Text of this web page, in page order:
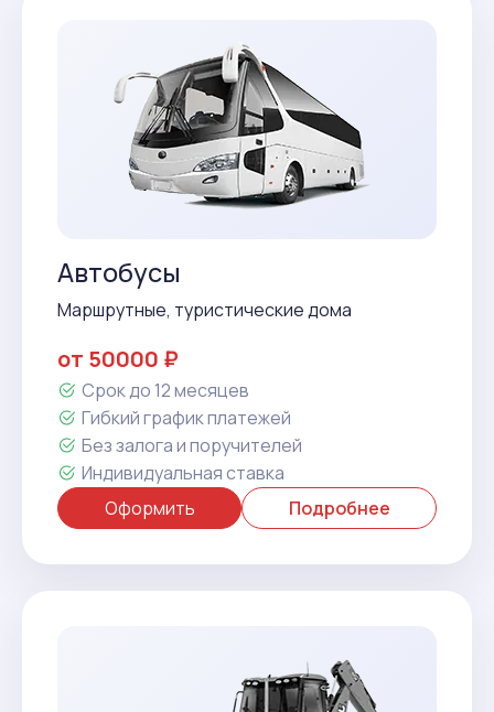
Автобусы
Маршрутные, туристические дома
от 50000 ₽
Срок до 12 месяцев
Гибкий график платежей
Без залога и поручителей
Индивидуальная ставка
Оформить
Подробнее